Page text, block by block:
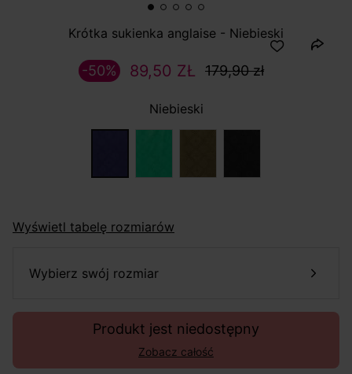
Krótka sukienka anglaise - Niebieski
89,50 ZŁ 179,90 zł
-50%
Niebieski
Wyświetl tabelę rozmiarów
wybierz swój rozmiar
Produkt jest niedostępny
Zobacz całość